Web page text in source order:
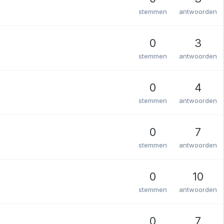
stemmen antwoorden
0
stemmen
3
antwoorden
0
stemmen
4
antwoorden
0
stemmen
7
antwoorden
0
stemmen
10
antwoorden
0 7